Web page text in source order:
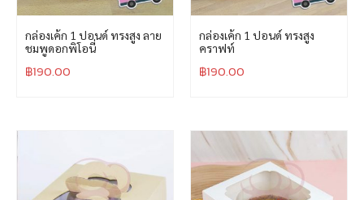
กล่องเค้ก 1 ปอนด์ ทรงสูง ลาย
ชมพูดอกพิโอนี่
฿190.00
กล่องเค้ก 1 ปอนด์ ทรงสูง
คราฟท์
฿190.00